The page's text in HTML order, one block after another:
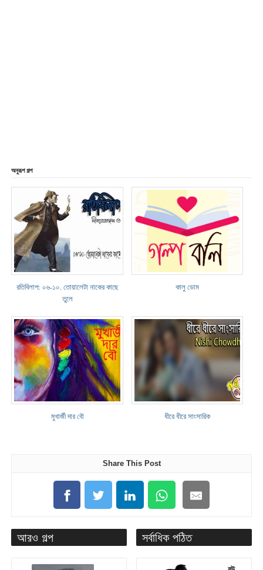
অনুরূপ গল্প
রতিবিলাপ: ০৬-১০. তোয়ালেটা নাকের কাছে
তুলে
কালু ডোম
মুখার্জী দার বৌ ধীরে ধীরে সাংসারিক
Share This Post
আরও গল্প সর্বাধিক পঠিত